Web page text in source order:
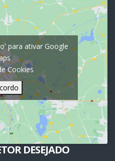
para ativar Google
Cookies
DESEJADO